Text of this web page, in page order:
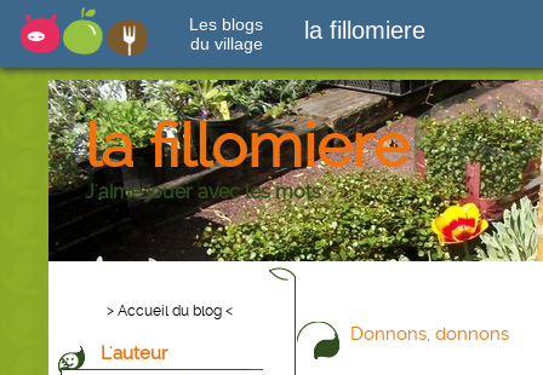
Les blogs
du village
la fillomiere
la fillomiere
J'aime jouer avec les mots
> Accueil du blog <
L'auteur
Donnons, donnons